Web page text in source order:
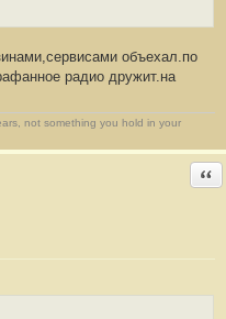
объехал.по
радио дружит.на
not something you hold in your